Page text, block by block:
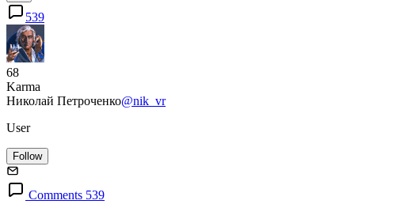
539
68
Karma
Николай Петроченко@nik_vr
User
Follow
Comments 539